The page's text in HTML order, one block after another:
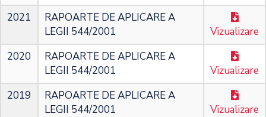
2021
RAPOARTE DE APLICARE A
LEGII 544/2001
Vizualizare
2020
RAPOARTE DE APLICARE A
LEGII 544/2001
Vizualizare
2019
RAPOARTE DE APLICARE A
LEGII 544/2001
Vizualizare